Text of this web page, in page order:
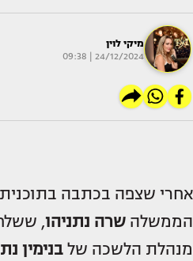
מיקי לוין
24/12/2024 | 09:38
אחרי שצפה בכתבה
הממשלה שרה נתניהו,
מנהלת הלשכה של בנימין